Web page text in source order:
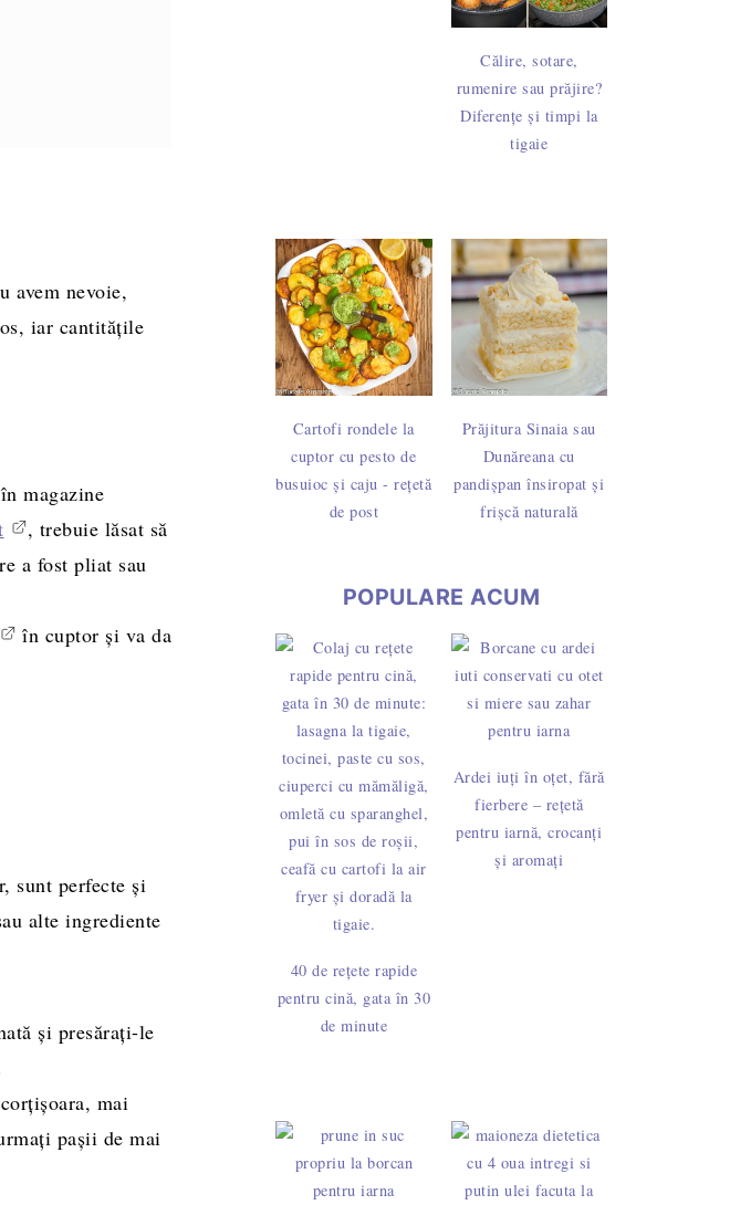
avem nevoie,
iar cantitățile
magazine
, trebuie lăsat să
a fost pliat sau
în cuptor și va da
sunt perfecte și
alte ingrediente
și presărați-le
mai
pașii de mai
Călire, sotare,
rumenire sau prăjire?
Diferențe și timpi la
tigaie
Cartofi rondele la
cuptor cu pesto de
busuioc și caju - rețetă
de post
Prăjitura Sinaia sau
Dunăreana cu
pandișpan însiropat și
frișcă naturală
POPULARE ACUM
40 de rețete rapide
pentru cină, gata în 30
de minute
Ardei iuți în oțet, fără
fierbere – rețetă
pentru iarnă, crocanți
și aromați